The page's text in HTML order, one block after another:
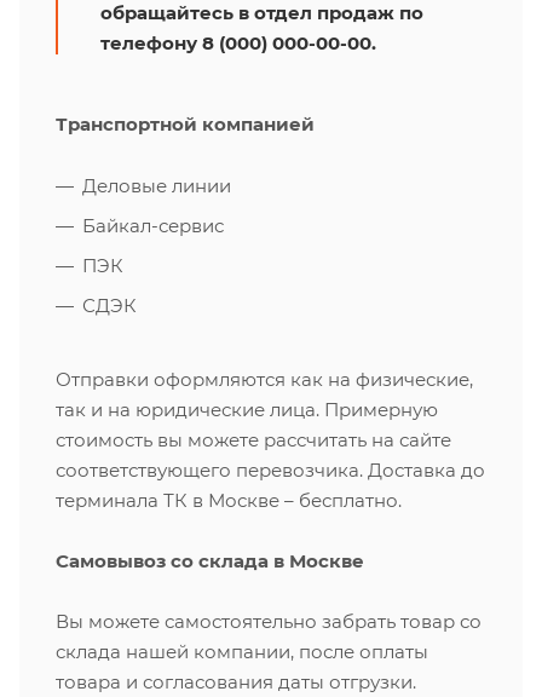
обращайтесь в отдел продаж по
телефону 8 (000) 000-00-00.
Транспортной компанией
Деловые линии
Байкал-сервис
ПЭК
СДЭК
Отправки оформляются как на физические,
так и на юридические лица. Примерную
стоимость вы можете рассчитать на сайте
соответствующего перевозчика. Доставка до
терминала ТК в Москве – бесплатно.
Самовывоз со склада в Москве
Вы можете самостоятельно забрать товар со
склада нашей компании, после оплаты
товара и согласования даты отгрузки.